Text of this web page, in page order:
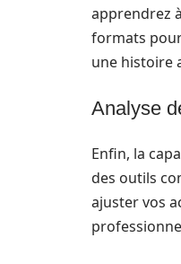
apprendrez
formats
une histoire
Analyse
Enfin, la
des outils
ajuster vos